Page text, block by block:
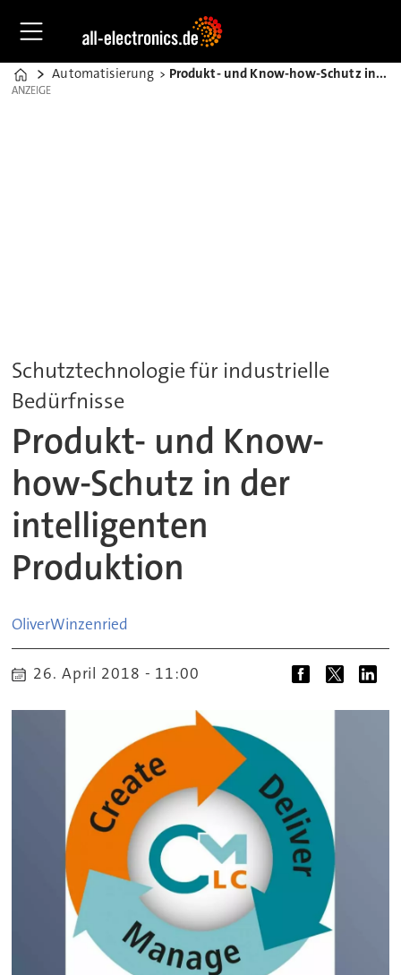
Home
Automatisierung Produkt- und Know-how-Schutz in der intelligenten Produktion
ANZEIGE
ANZEIGE
Schutztechnologie für industrielle
Bedürfnisse
Produkt- und Know-
how-Schutz in der
intelligenten
Produktion
OliverWinzenried
26. April 2018 - 11:00